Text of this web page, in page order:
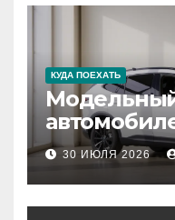
КУДА ПОЕХАТЬ
30 ИЮЛЯ 2026